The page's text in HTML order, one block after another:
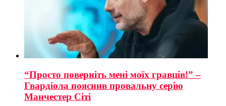
“Просто поверніть мені моїх гравців!” –
Гвардіола пояснив провальну серію
Манчестер Сіті